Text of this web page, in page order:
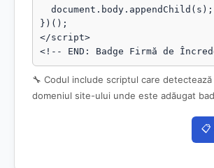
})();
</script>
<!-- END: Badge Firmă de
🔧 Codul include scriptul care detectează
domeniul site-ului unde este adăugat
📋